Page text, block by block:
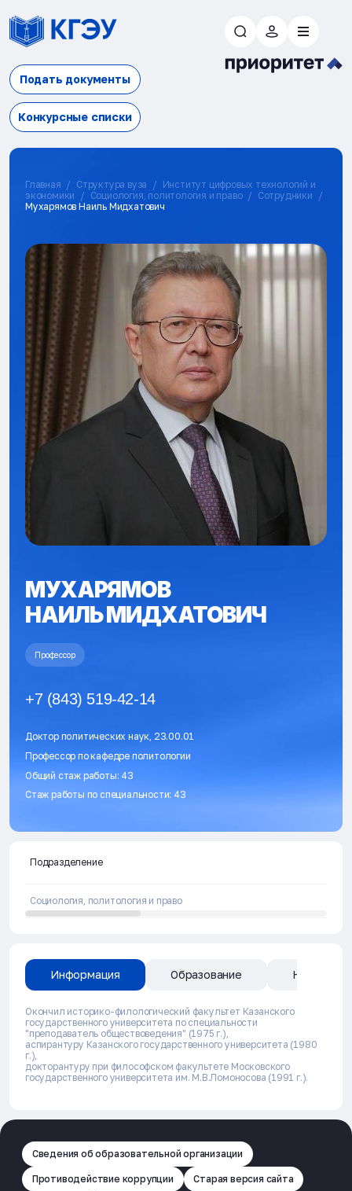
Подать документы
Конкурсные списки
Главная Структура вуза
Институт цифровых технологий и
экономики
Социология, политология и право
Сотрудники
Мухарямов Наиль Мидхатович
МУХАРЯМОВ
НАИЛЬ МИДХАТОВИЧ
Профессор
+7 (843) 519-42-14
Доктор политических наук, 23.00.01
Профессор по кафедре политологии
Общий стаж работы: 43
Стаж работы по специальности: 43
Подразделение
Социология, политология и право
Информация Образование
Окончил историко-филологический факультет Казанского
государственного университета по специальности
"преподаватель обществоведения" (1975 г.),
аспирантуру Казанского государственного университета (1980
г.),
докторантуру при философском факультете Московского
государственного университета им. М.В.Ломоносова (1991 г.).
Сведения об образовательной организации
Противодействие коррупции Старая версия сайта